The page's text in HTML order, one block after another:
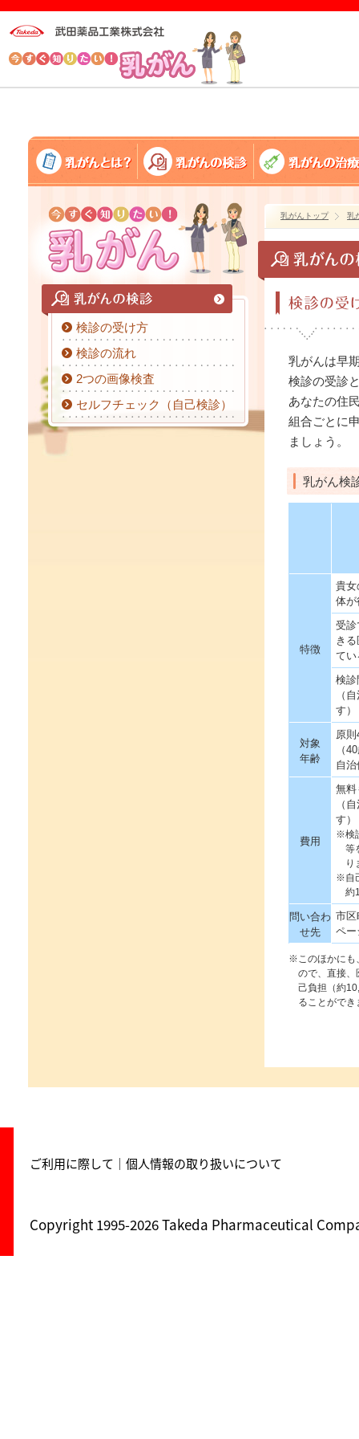
検診の受け方
検診の流れ
2つの画像検査
セルフチェック（自己検診）
乳がんトップ 乳
乳がんは早
検診の受診
あなたの住
組合ごとに
ましょう。
乳がん検
特徴
貴女
体が
受診
き
てい
検診
（
す）
対象
年齢
原
（
自
費用
無料
（
す）
※検
等
り
※自
約
問い合わ
せ先
市区
ペー
※このほかにも
ので、直接、
己負担（約
ることができ
ご利用に際して 個人情報の取り扱いについて
Copyright 1995-2026 Takeda Pharmaceutical